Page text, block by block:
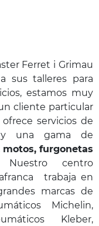
Ferret i Grimau
sus talleres para
estamos muy
cliente particular
servicios de
y una gama de
furgonetas
centro
trabaja en
marcas de
Michelin,
Kleber,